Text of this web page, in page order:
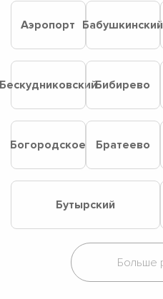
Аэропорт Бабушкинский
Бибирево
Богородское Братеево
Бутырский